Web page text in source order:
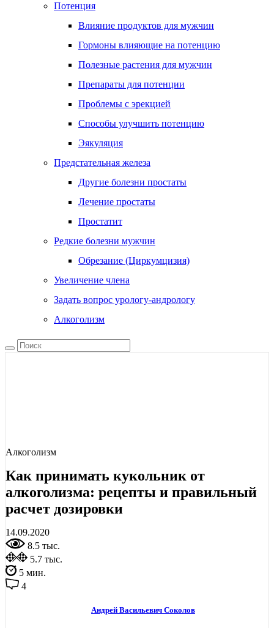
Потенция
Влияние продуктов для мужчин
Гормоны влияющие на потенцию
Полезные растения для мужчин
Препараты для потенции
Проблемы с эрекцией
Способы улучшить потенцию
Эякуляция
Предстательная железа
Другие болезни простаты
Лечение простаты
Простатит
Редкие болезни мужчин
Обрезание (Циркумцизия)
Увеличение члена
Задать вопрос урологу-андрологу
Алкоголизм
Алкоголизм
Как принимать кукольник от
алкоголизма: рецепты и правильный
расчет дозировки
14.09.2020
8.5 тыс.
5.7 тыс.
5 мин.
4
Андрей Васильевич Соколов